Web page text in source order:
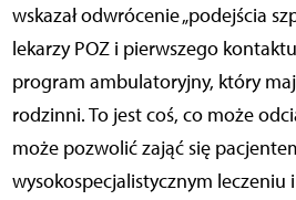
wskazał odwrócenie „podejścia
lekarzy POZ i pierwszego
program ambulatoryjny, który
rodzinni. To jest coś, co może
może pozwolić zająć się
wysokospecjalistycznym